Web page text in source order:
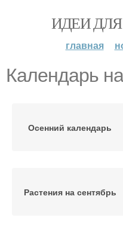
ИДЕИ
главная
Календарь
Осенний календарь
Растения на сентябрь